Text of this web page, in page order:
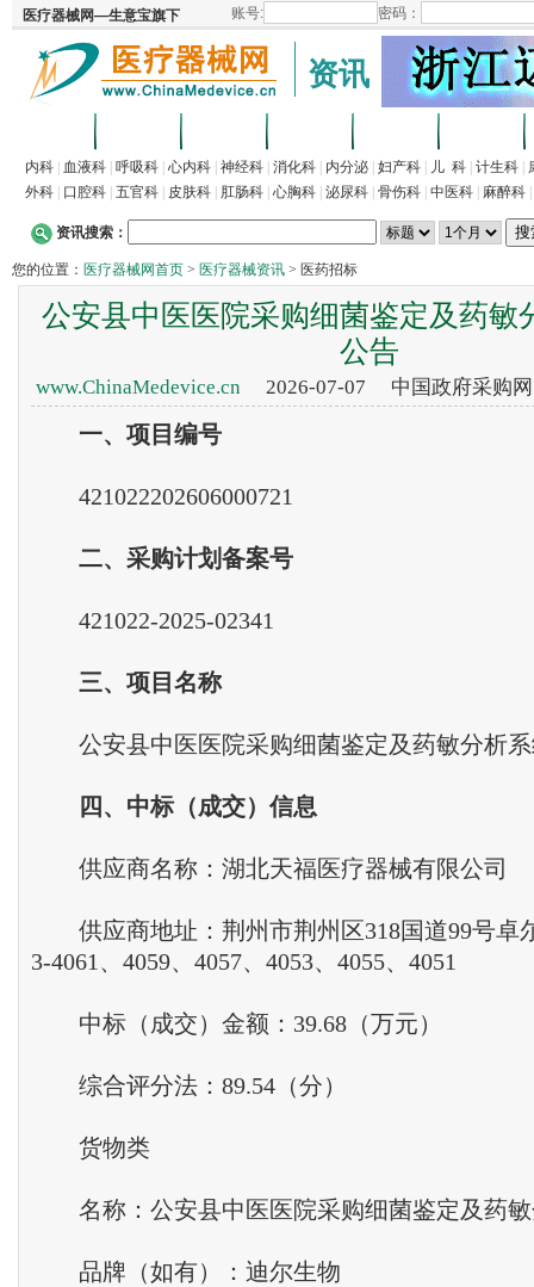
资讯
内科 血液科 呼吸科 心内科 神经科 消化科 内分泌 妇产科 儿 科 计生科
外科
口腔科 五官科 皮肤科 肛肠科 心胸科 泌尿科 骨伤科 中医科 麻醉科
资讯搜索：
您的位置： 医疗器械网首页 > 医疗器械资讯 > 医药招标
公安县中医医院采购细菌鉴定及药敏
公告
www.ChinaMedevice.cn2026-07-07 中国政府采购
一、项目编号
421022202606000721
二、采购计划备案号
421022-2025-02341
三、项目名称
公安县中医医院采购细菌鉴定及药敏分析系
四、中标（成交）信息
供应商名称：湖北天福医疗器械有限公司
供应商地址：荆州市荆州区318国道99号卓
3-4061、4059、4057、4053、4055、4051
中标（成交）金额：39.68（万元）
综合评分法：89.54（分）
货物类
名称：公安县中医医院采购细菌鉴定及药敏
品牌（如有）：迪尔生物